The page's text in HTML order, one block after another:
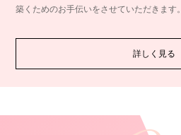
築くためのお手伝いをさせていただきます。
詳しく見る